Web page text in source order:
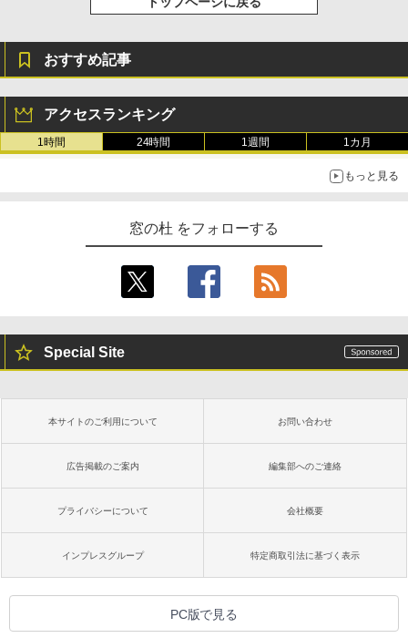
おすすめ記事
アクセスランキング
1時間 24時間 1週間 1カ月
もっと見る
窓の杜 をフォローする
Special Site
本サイトのご利用について お問い合わせ
広告掲載のご案内 編集部へのご連絡
プライバシーについて 会社概要
インプレスグループ 特定商取引法に基づく表示
PC版で見る